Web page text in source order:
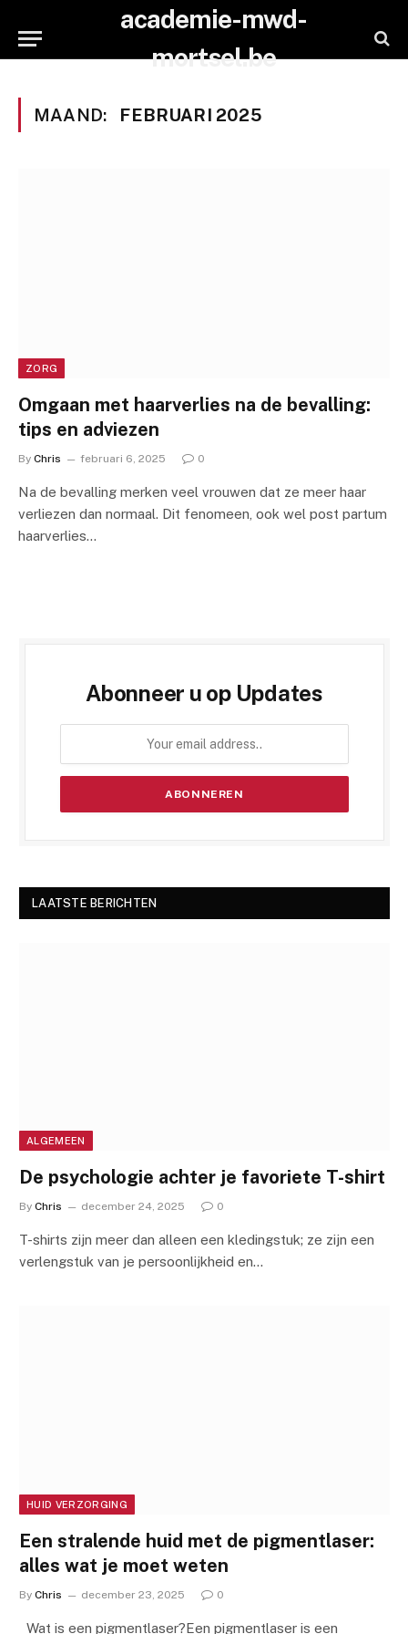
academie-mwd-
mortsel.be
MAAND: FEBRUARI 2025
ZORG
Omgaan met haarverlies na de bevalling:
tips en adviezen
By Chris februari 6, 2025 0
Na de bevalling merken veel vrouwen dat ze meer haar
verliezen dan normaal. Dit fenomeen, ook wel post partum
haarverlies…
Abonneer u op Updates
LAATSTE BERICHTEN
ALGEMEEN
De psychologie achter je favoriete T-shirt
By Chris december 24, 2025 0
T-shirts zijn meer dan alleen een kledingstuk; ze zijn een
verlengstuk van je persoonlijkheid en…
HUID VERZORGING
Een stralende huid met de pigmentlaser:
alles wat je moet weten
By Chris december 23, 2025 0
Wat is een pigmentlaser?Een pigmentlaser is een